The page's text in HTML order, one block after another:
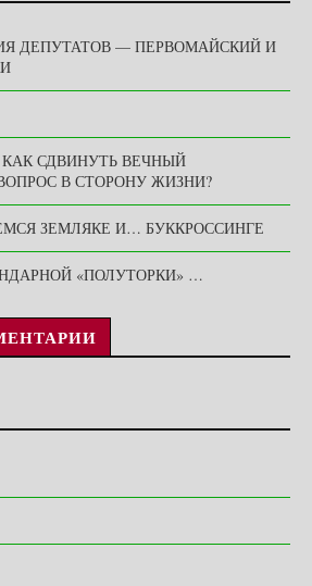
ДЕПУТАТОВ — ПЕРВОМАЙСКИЙ И
СДВИНУТЬ ВЕЧНЫЙ
В СТОРОНУ ЖИЗНИ?
ЗЕМЛЯКЕ И… БУККРОССИНГЕ
«ПОЛУТОРКИ» …